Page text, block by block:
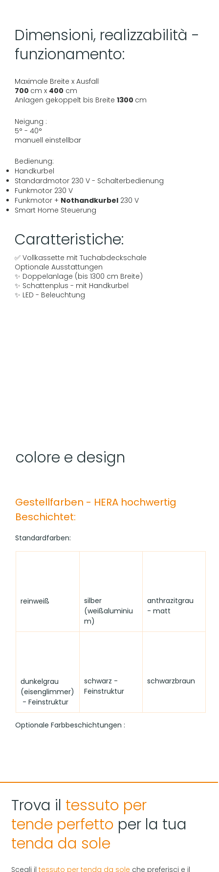
Dimensioni, realizzabilità -
funzionamento:
Maximale Breite x Ausfall
700 cm x 400 cm
Anlagen gekoppelt bis Breite 1300 cm
Neigung :
5° - 40°
manuell einstellbar
Bedienung:
Handkurbel
Standardmotor 230 V - Schalterbedienung
Funkmotor 230 V
Funkmotor + Nothandkurbel230 V
Smart Home Steuerung
Caratteristiche:
✅ Vollkassette mit Tuchabdeckschale
Optionale Ausstattungen
✨ Doppelanlage (bis 1300 cm Breite)
✨ Schattenplus - mit Handkurbel
✨ LED - Beleuchtung
colore e design
Gestellfarben - HERA hochwertig
Beschichtet:
Standardfarben:
reinweiß
silber
(weißaluminiu
m)
anthrazitgrau
- matt
dunkelgrau
(eisenglimmer)
- Feinstruktur
schwarz -
Feinstruktur
schwarzbraun
Optionale Farbbeschichtungen :
Hinweis zur Farbdarstellung: Bitte beachten Sie, dass
die hier gezeigten Farben je nach Bildschirmeinstellung
von den Originalfarbtönen abweichen können.
Trova il tessuto per
tende perfetto per la tua
tenda da sole
Scegli iltessuto per tenda da sole che preferisci e il